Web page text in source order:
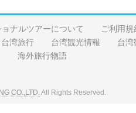
ョナルツアーについて ご利用規
台湾旅行 台湾観光情報
台湾
海外旅行物語
CO.,LTD.All Rights Reserved.